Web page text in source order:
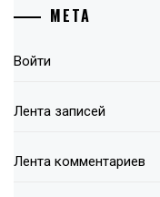
МЕТА
Войти
Лента записей
Лента комментариев